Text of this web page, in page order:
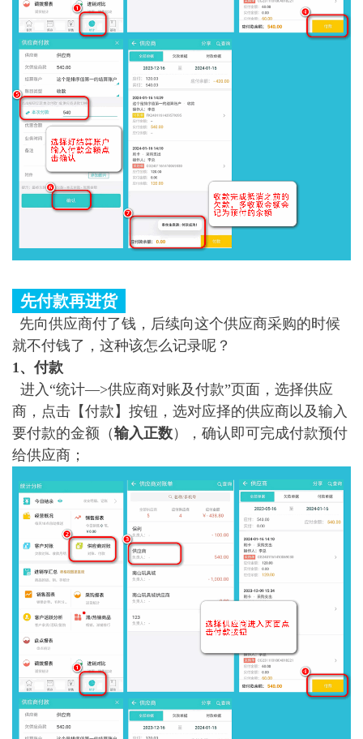
先付款再进货
先向供应商付了钱，后续向这个供应商采购的时候
就不付钱了，这种该怎么记录呢？
1、付款
进入“统计—>供应商对账及付款”页面，选择供应
商，点击【付款】按钮，选对应择的供应商以及输入
要付款的金额（输入正数），确认即可完成付款预付
给供应商；